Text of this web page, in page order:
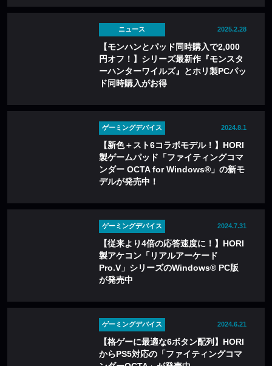
ニュース 2025.2.28
【モンハンとパッド同時購入で2,000
円オフ！】シリーズ最新作『モンスタ
ーハンターワイルズ』とホリ製PCパッ
ド同時購入がお得
ゲーミングデバイス 2024.8.1
【新色＋スト6コラボモデル！】HORI
製ゲームパッド「ファイティングコマ
ンダー OCTA for Windows®」の新モ
デルが発売中！
ゲーミングデバイス 2024.7.31
【従来より4倍の応答速度に！】HORI
製アケコン「リアルアーケード
Pro.V」シリーズのWindows® PC版
が発売中
ゲーミングデバイス 2024.6.21
【格ゲーに最適な6ボタン配列】HORI
からPS5対応の「ファイティングコマ